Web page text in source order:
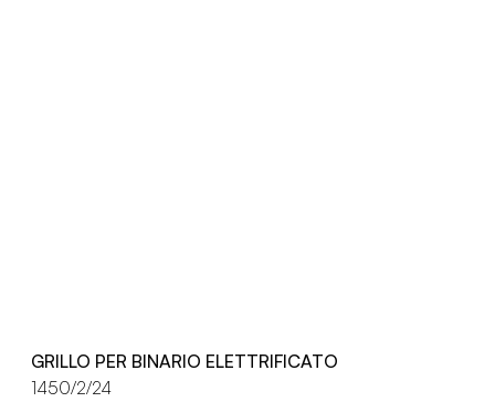
GRILLO PER BINARIO ELETTRIFICATO
1450/2/24